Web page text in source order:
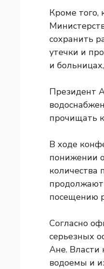
Кроме того,
сохранить
утечки и
и
Президент
прочищать
В ходе
понижении
количества
продолжают
посещению
Согласно
серьезных
Ане. Власти
водоемы и